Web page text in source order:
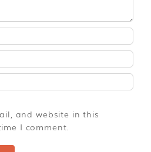
and website in this
I comment.